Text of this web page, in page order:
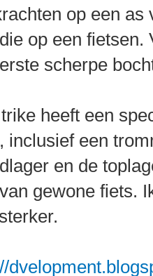
op een
op een
scherpe
heeft een
inclusief een
en de
gewone fiets.